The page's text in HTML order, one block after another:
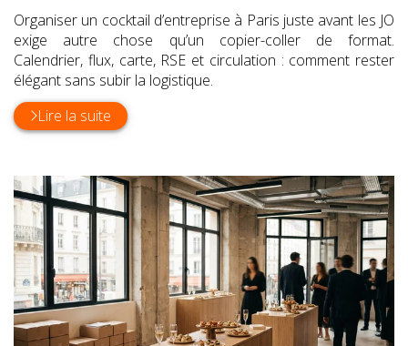
Organiser un cocktail d’entreprise à Paris juste avant les JO
exige autre chose qu’un copier-coller de format.
Calendrier, flux, carte, RSE et circulation : comment rester
élégant sans subir la logistique.
Lire la suite